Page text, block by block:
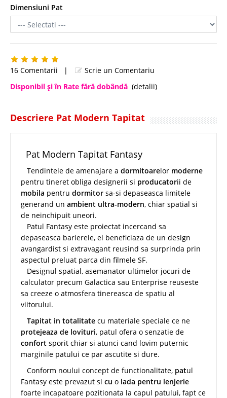
Dimensiuni Pat
16 Comentarii |
Scrie un Comentariu
Disponibil şi în Rate fără dobândă (detalii)
Descriere Pat Modern Tapitat
Pat Modern Tapitat Fantasy
Tendintele de amenajare a dormitoarelor moderne
pentru tineret obliga designerii si producatorii de
mobila pentru dormitor sa-si depaseasca limitele
generand un ambient ultra-modern, chiar spatial si
de neinchipuit uneori.
Patul Fantasy este proiectat incercand sa
depaseasca barierele, el beneficiaza de un design
avangardist si extravagant reusind sa surprinda prin
aspectul preluat parca din filmele SF.
Designul spatial, asemanator ultimelor jocuri de
calculator precum Galactica sau Enterprise reuseste
sa creeze o atmosfera tinereasca de spatiu al
viitorului.
Tapitat in totalitate cu materiale speciale ce ne
protejeaza de lovituri, patul ofera o senzatie de
confort sporit chiar si atunci cand lovim puternic
marginile patului ce par ascutite si dure.
Conform noului concept de functionalitate, patul
Fantasy este prevazut si cu o lada pentru lenjerie
foarte incapatoare pozitionata la capul patului, fapt ce